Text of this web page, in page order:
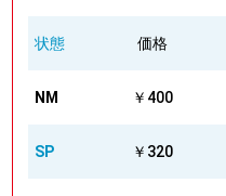
状態 価格
NM ￥400
SP ￥320